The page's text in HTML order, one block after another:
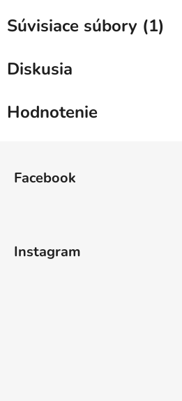
Súvisiace súbory (1)
Diskusia
Hodnotenie
Facebook
Instagram